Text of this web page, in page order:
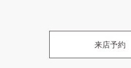
来店予約